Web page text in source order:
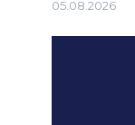
05.08.2026